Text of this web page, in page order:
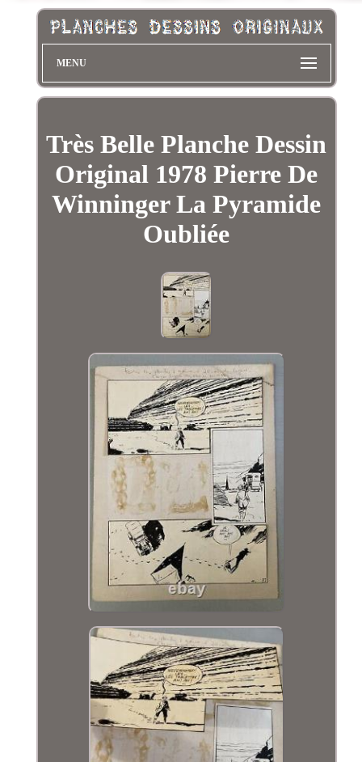
MENU
Très Belle Planche Dessin
Original 1978 Pierre De
Winninger La Pyramide
Oubliée